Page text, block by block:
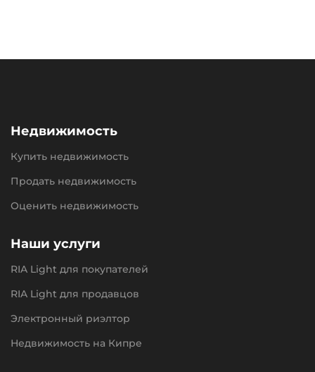
Недвижимость
Купить недвижимость
Продать недвижимость
Оценить недвижимость
Наши услуги
RIA Light для покупателей
RIA Light для продавцов
Электронный риэлтор
Недвижимость на Кипре